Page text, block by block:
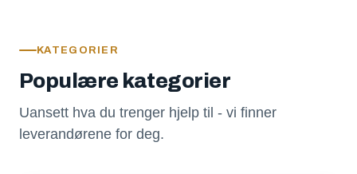
KATEGORIER
Populære kategorier
Uansett hva du trenger hjelp til - vi finner
leverandørene for deg.